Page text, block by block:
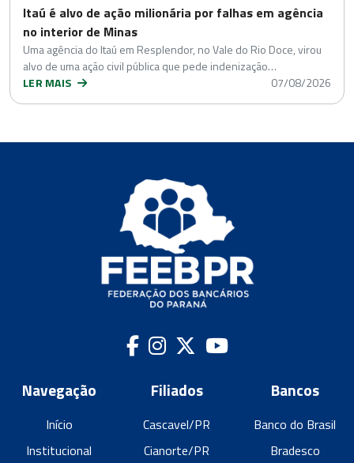
Itaú é alvo de ação milionária por falhas em agência
no interior de Minas
Uma agência do Itaú em Resplendor, no Vale do Rio Doce, virou
alvo de uma ação civil pública que pede indenização…
LER MAIS
07/08/2026
Navegação
Início
Institucional
Filiados
Cascavel/PR
Cianorte/PR
Bancos
Banco do Brasil
Bradesco